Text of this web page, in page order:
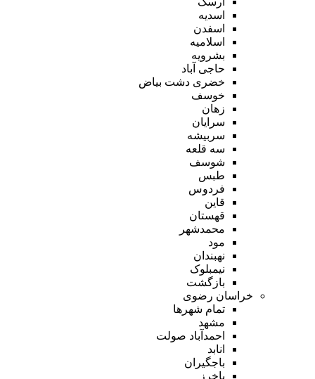
اسدیه
اسفدن
اسلامیه
بشرویه
حاجی آباد
خضری دشت بیاض
خوسف
زهان
سرایان
سربیشه
سه قلعه
شوسف
طبس
فردوس
قاین
قهستان
محمدشهر
مود
نهبندان
نیمبلوک
بازگشت
خراسان رضوی
تمام شهر‌ها
مشهد
احمدآباد صولت
انابد
باجگیران
باخرز